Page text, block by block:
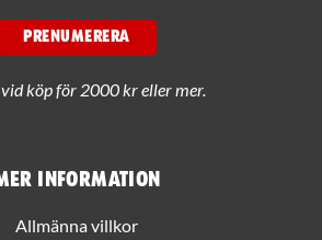
information
Allmänna villkor
PRENUMERERA
köp för 2000 kr eller mer.